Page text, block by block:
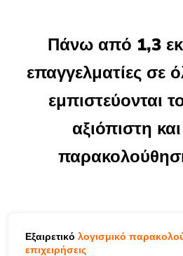
Πάνω από 1,3
επαγγελματίες σε
εμπιστεύονται
αξιόπιστη
Εξαιρετικό λογισμικό
επιχειρήσεις